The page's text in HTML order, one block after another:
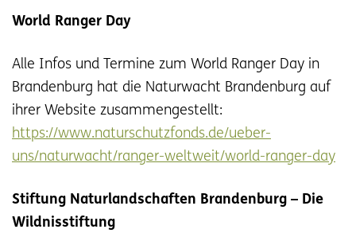
World Ranger Day
Alle Infos und Termine zum World Ranger Day in
Brandenburg hat die Naturwacht Brandenburg auf
ihrer Website zusammengestellt:
https://www.naturschutzfonds.de/ueber-
uns/naturwacht/ranger-weltweit/world-ranger-day
Stiftung Naturlandschaften Brandenburg – Die
Wildnisstiftung